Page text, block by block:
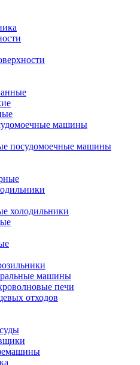
машины
посудомоечные машины
холодильники
машины
печи
отходов